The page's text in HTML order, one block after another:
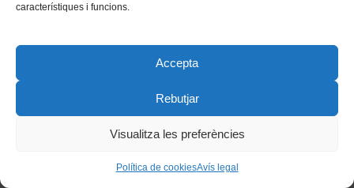
característiques i funcions.
Accepta
Rebutjar
Visualitza les preferències
Política de cookiesAvís legal